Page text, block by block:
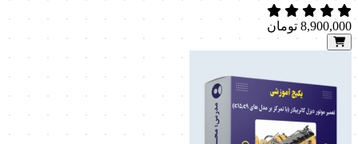
8,900,000 تومان